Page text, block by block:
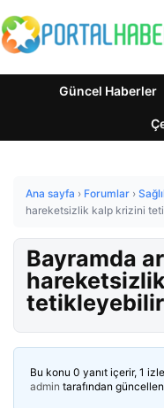
Güncel Haberler
Ana sayfa › Forumlar ›
hareketsizlik kalp krizini
Bayramda
tetikleyebilir
Bu konu 0 yanıt içerir, 1
admin tarafından